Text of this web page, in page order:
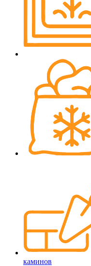
каминов